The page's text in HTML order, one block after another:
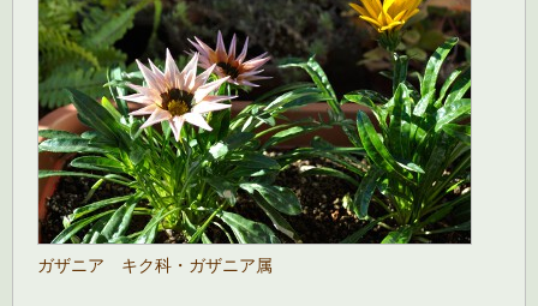
ガザニア キク科・ガザニア属